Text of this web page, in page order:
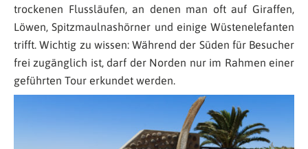
trockenen Flussläufen, an denen man oft auf Giraffen,
Löwen, Spitzmaulnashörner und einige Wüstenelefanten
trifft. Wichtig zu wissen: Während der Süden für Besucher
frei zugänglich ist, darf der Norden nur im Rahmen einer
geführten Tour erkundet werden.